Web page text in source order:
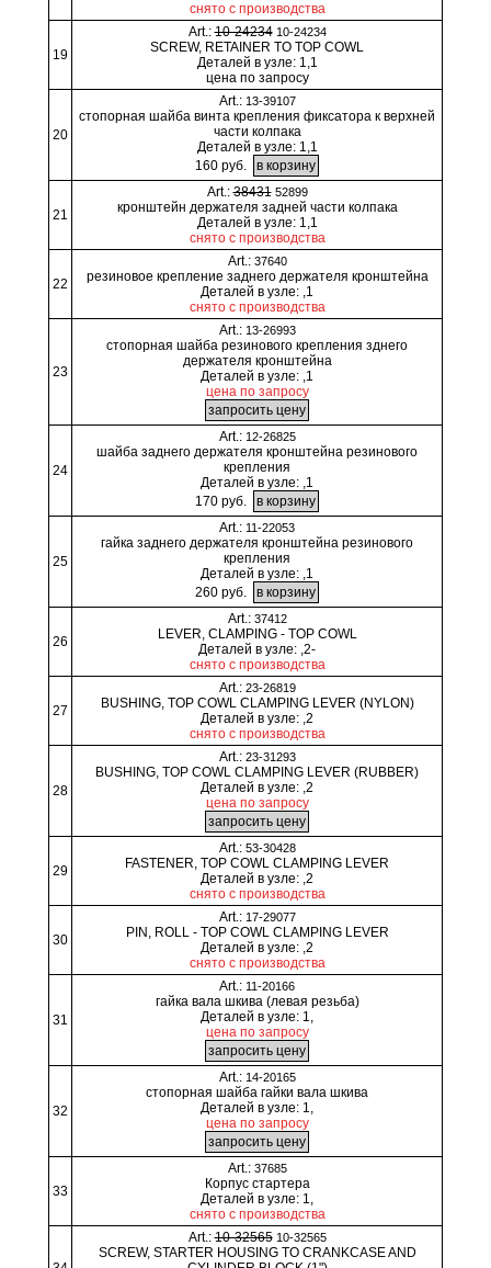
снято с производства
19
Art.:10-24234 10-24234
SCREW, RETAINER TO TOP COWL
Деталей в узле: 1,1
цена по запросу
20
Art.: 13-39107
стопорная шайба винта крепления фиксатора к верхней
части колпака
Деталей в узле: 1,1
160 руб.
21
Art.:38431 52899
кронштейн держателя задней части колпака
Деталей в узле: 1,1
снято с производства
22
Art.: 37640
резиновое крепление заднего держателя кронштейна
Деталей в узле: ,1
снято с производства
23
Art.: 13-26993
стопорная шайба резинового крепления зднего
держателя кронштейна
Деталей в узле: ,1
цена по запросу
24
Art.: 12-26825
шайба заднего держателя кронштейна резинового
крепления
Деталей в узле: ,1
170 руб.
25
Art.: 11-22053
гайка заднего держателя кронштейна резинового
крепления
Деталей в узле: ,1
260 руб.
26
Art.: 37412
LEVER, CLAMPING - TOP COWL
Деталей в узле: ,2-
снято с производства
27
Art.: 23-26819
BUSHING, TOP COWL CLAMPING LEVER (NYLON)
Деталей в узле: ,2
снято с производства
28
Art.: 23-31293
BUSHING, TOP COWL CLAMPING LEVER (RUBBER)
Деталей в узле: ,2
цена по запросу
29
Art.: 53-30428
FASTENER, TOP COWL CLAMPING LEVER
Деталей в узле: ,2
снято с производства
30
Art.: 17-29077
PIN, ROLL - TOP COWL CLAMPING LEVER
Деталей в узле: ,2
снято с производства
31
Art.: 11-20166
гайка вала шкива (левая резьба)
Деталей в узле: 1,
цена по запросу
32
Art.: 14-20165
стопорная шайба гайки вала шкива
Деталей в узле: 1,
цена по запросу
33
Art.: 37685
Корпус стартера
Деталей в узле: 1,
снято с производства
Art.:10-32565 10-32565
SCREW, STARTER HOUSING TO CRANKCASE AND